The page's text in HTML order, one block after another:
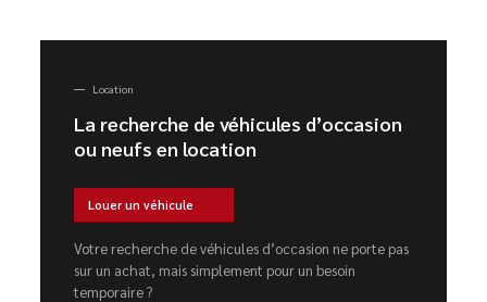
Location
La recherche de véhicules d’occasion
ou neufs en location
Louer un véhicule
Votre recherche de véhicules d’occasion ne porte pas
sur un achat, mais simplement pour un besoin
temporaire ?